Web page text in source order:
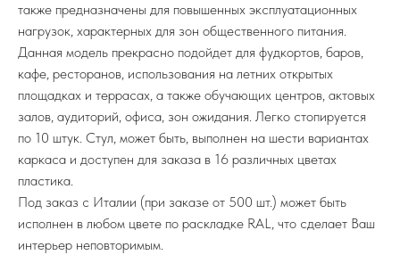
также предназначены для повышенных эксплуатационных
нагрузок, характерных для зон общественного питания.
Данная модель прекрасно подойдет для фудкортов, баров,
кафе, ресторанов, использования на летних открытых
площадках и террасах, а также обучающих центров, актовых
залов, аудиторий, офиса, зон ожидания. Легко стопируется
по 10 штук. Стул, может быть, выполнен на шести вариантах
каркаса и доступен для заказа в 16 различных цветах
пластика.
Под заказ с Италии (при заказе от 500 шт.) может быть
исполнен в любом цвете по раскладке RAL, что сделает Ваш
интерьер неповторимым.